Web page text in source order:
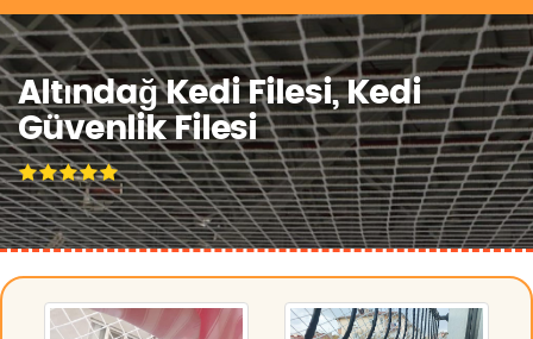
Altındağ Kedi Filesi, Kedi
Güvenlik Filesi